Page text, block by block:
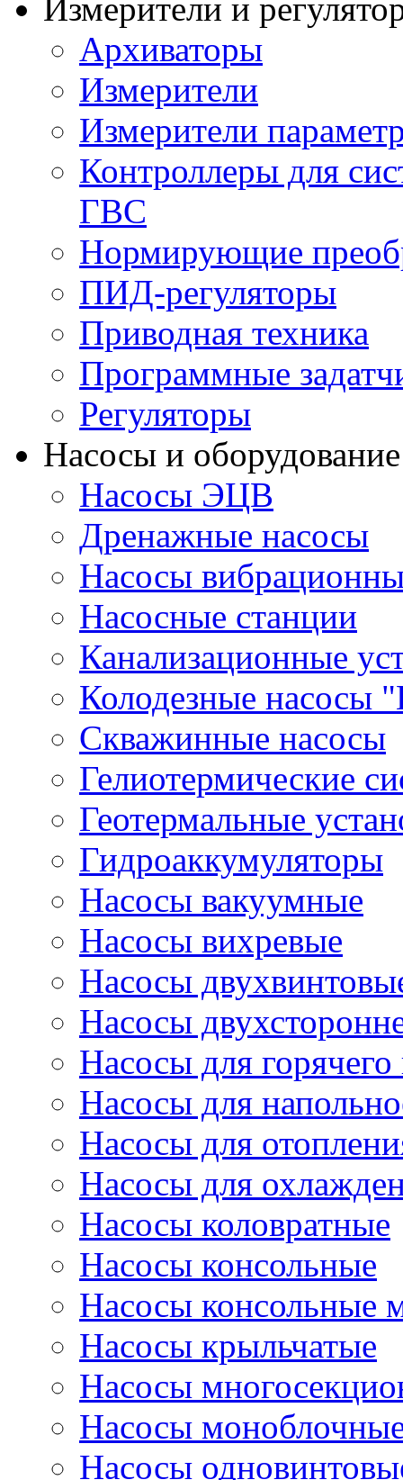
Измерители и
Архиваторы
Измерители
Измерители
Контроллеры для
ГВС
Нормирующие
ПИД-регуляторы
Приводная техника
Программные
Регуляторы
Насосы и оборудование
Насосы ЭЦВ
Дренажные насосы
Насосы
Насосные станции
Канализационные
Колодезные насосы
Скважинные насосы
Гелиотермические
Геотермальные
Гидроаккумуляторы
Насосы вакуумные
Насосы вихревые
Насосы
Насосы
Насосы для
Насосы для
Насосы для
Насосы для
Насосы коловратные
Насосы консольные
Насосы консольные
Насосы крыльчатые
Насосы
Насосы
Насосы